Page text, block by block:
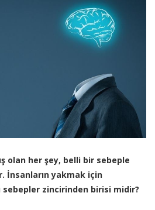
olan her şey, belli bir sebeple
İnsanların yakmak için
sebepler zincirinden birisi midir?